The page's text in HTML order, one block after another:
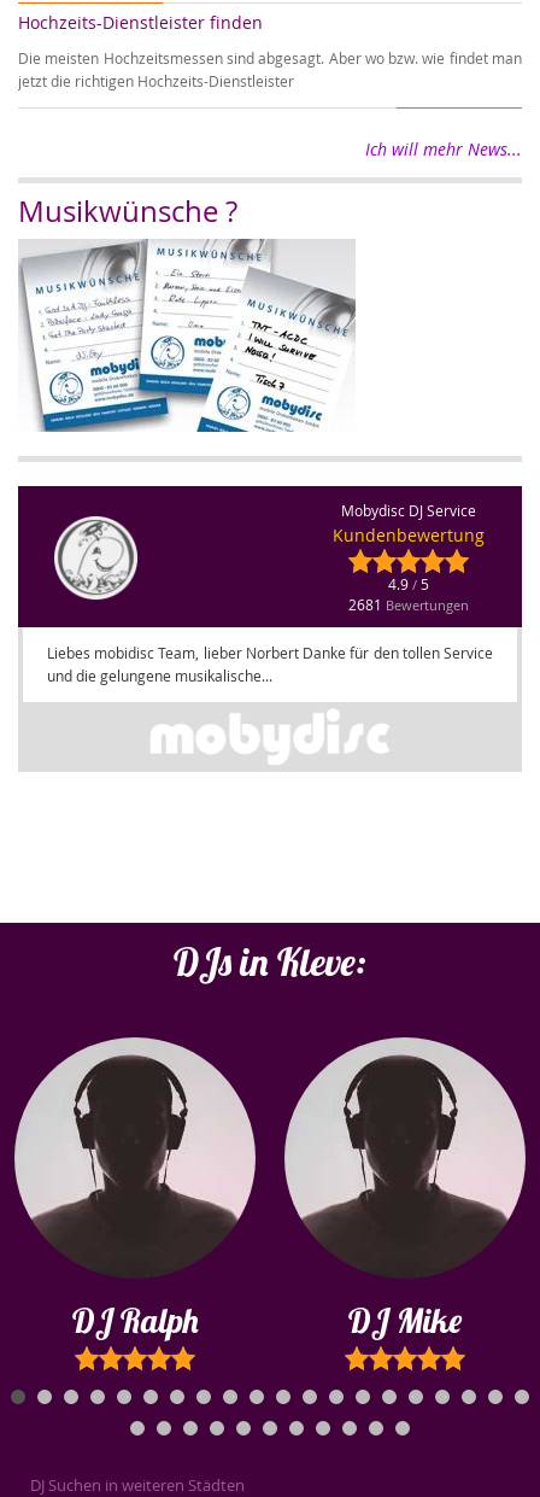
Hochzeits-Dienstleister finden
Die meisten Hochzeitsmessen sind abgesagt. Aber wo bzw. wie findet man
jetzt die richtigen Hochzeits-Dienstleister
Ich will mehr News...
Musikwünsche ?
Mobydisc DJ Service
Kundenbewertung
4.9 / 5
2681 Bewertungen
Liebes mobidisc Team, lieber Norbert Danke für den tollen Service
und die gelungene musikalische...
DJs in Kleve:
DJ Ralph DJ Mike
DJ Suchen in weiteren Städten